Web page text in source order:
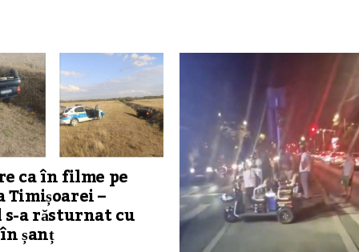
ca în filme pe
–
a răsturnat cu
șanț